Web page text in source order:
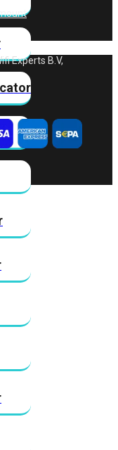
Experts B.V,